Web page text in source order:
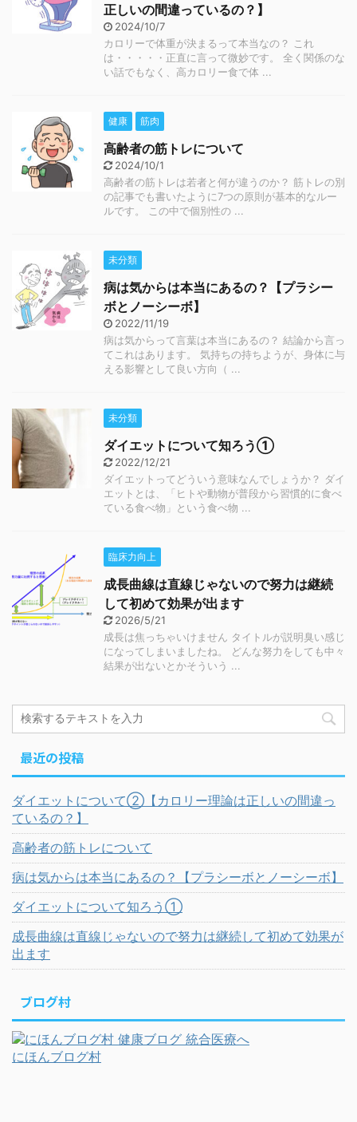
正しいの間違っているの？】
2024/10/7
カロリーで体重が決まるって本当なの？ これ
は・・・・・正直に言って微妙です。 全く関係のな
い話でもなく、高カロリー食で体 ...
健康 筋肉
高齢者の筋トレについて
2024/10/1
高齢者の筋トレは若者と何が違うのか？ 筋トレの別
の記事でも書いたように7つの原則が基本的なルー
ルです。 この中で個別性の ...
未分類
病は気からは本当にあるの？【プラシー
ボとノーシーボ】
2022/11/19
病は気からって言葉は本当にあるの？ 結論から言っ
てこれはあります。 気持ちの持ちようが、身体に与
える影響として良い方向（ ...
未分類
ダイエットについて知ろう①
2022/12/21
ダイエットってどういう意味なんでしょうか？ ダイ
エットとは、「ヒトや動物が普段から習慣的に食べ
ている食べ物」という食べ物 ...
臨床力向上
成長曲線は直線じゃないので努力は継続
して初めて効果が出ます
2026/5/21
成長は焦っちゃいけません タイトルが説明臭い感じ
になってしまいましたね。 どんな努力をしても中々
結果が出ないとかそういう ...
最近の投稿
ダイエットについて②【カロリー理論は正しいの間違っ
ているの？】
高齢者の筋トレについて
病は気からは本当にあるの？【プラシーボとノーシーボ】
ダイエットについて知ろう①
成長曲線は直線じゃないので努力は継続して初めて効果が
出ます
ブログ村
にほんブログ村